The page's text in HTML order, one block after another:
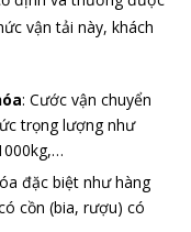
vận tải này, khách
: Cước vận chuyển
trọng lượng như
đặc biệt như hàng
cồn (bia, rượu) có